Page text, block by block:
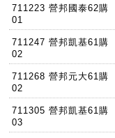
711223 營邦國泰62購
01
711247 營邦凱基61購
02
711268 營邦元大61購
02
711305 營邦凱基61購
03